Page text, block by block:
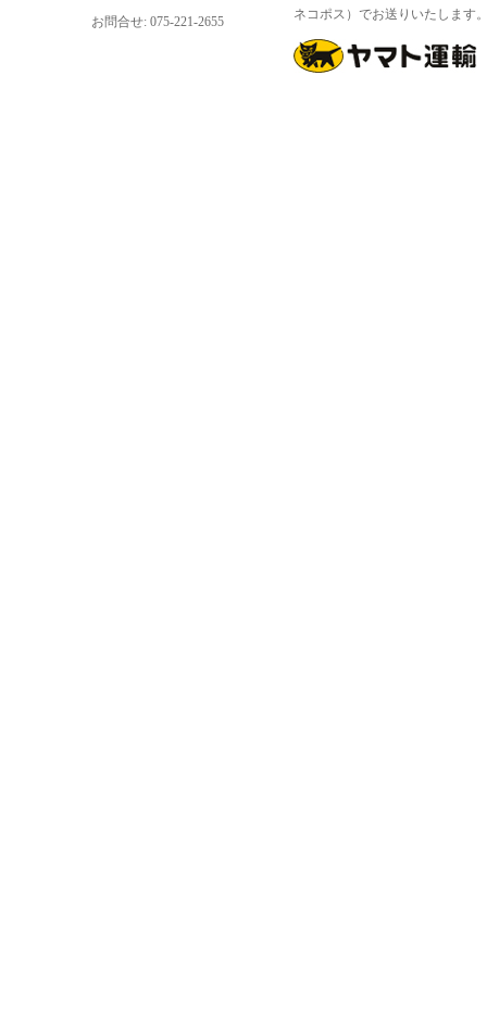
お問合せ: 075-221-2655
ネコポス）でお送りいたします